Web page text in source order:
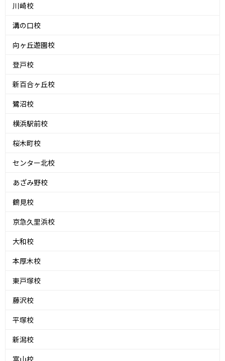
川崎校
溝の口校
向ヶ丘遊園校
登戸校
新百合ヶ丘校
鷺沼校
横浜駅前校
桜木町校
センター北校
あざみ野校
鶴見校
京急久里浜校
大和校
本厚木校
東戸塚校
藤沢校
平塚校
新潟校